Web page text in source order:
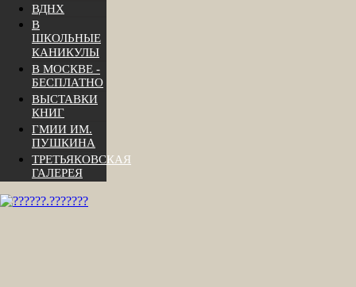
ВДНХ
В
ШКОЛЬНЫЕ
КАНИКУЛЫ
В МОСКВЕ -
БЕСПЛАТНО
ВЫСТАВКИ
КНИГ
ГМИИ ИМ.
ПУШКИНА
ТРЕТЬЯКОВСКАЯ
ГАЛЕРЕЯ